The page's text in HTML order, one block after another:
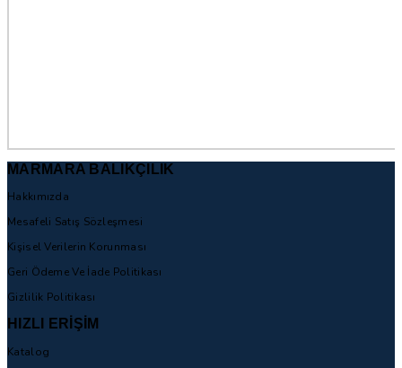
MARMARA BALIKÇILIK
Hakkımızda
Mesafeli Satış Sözleşmesi
Kişisel Verilerin Korunması
Geri Ödeme Ve İade Politikası
Gizlilik Politikası
HIZLI ERİŞİM
Katalog